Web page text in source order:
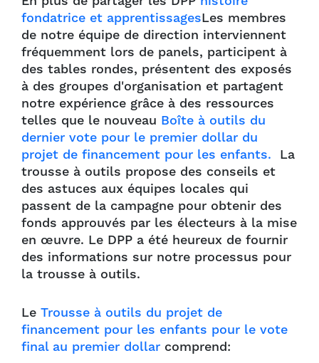
fondatrice et apprentissagesLes membres
de notre équipe de direction interviennent
fréquemment lors de panels, participent à
des tables rondes, présentent des exposés
à des groupes d'organisation et partagent
notre expérience grâce à des ressources
telles que le nouveau Boîte à outils du
dernier vote pour le premier dollar du
projet de financement pour les enfants.
La
trousse à outils propose des conseils et
des astuces aux équipes locales qui
passent de la campagne pour obtenir des
fonds approuvés par les électeurs à la mise
en œuvre. Le DPP a été heureux de fournir
des informations sur notre processus pour
la trousse à outils.
Le Trousse à outils du projet de
financement pour les enfants pour le vote
final au premier dollar comprend: